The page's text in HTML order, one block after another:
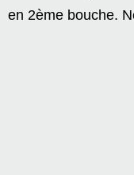
en 2ème bouche.